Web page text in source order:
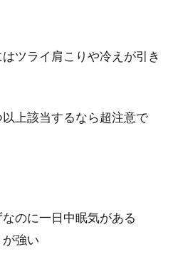
うして左下に腹痛を感じるのでしょう
ツライ肩こりや冷えが引き
上該当するなら超注意で
のに一日中眠気がある
が強い